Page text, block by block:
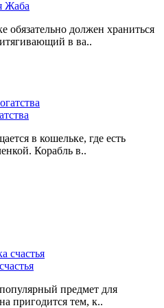
Жаба
обязательно должен храниться
в ва..
в кошельке, где есть
Корабль в..
предмет для
пригодится тем, к..